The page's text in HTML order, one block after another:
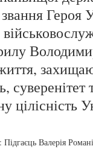
Героя
суверенітет
цілісність
Підгаєць Валерія